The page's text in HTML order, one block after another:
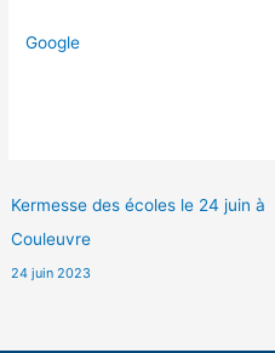
Google
Kermesse des écoles le 24 juin à
Couleuvre
24 juin 2023